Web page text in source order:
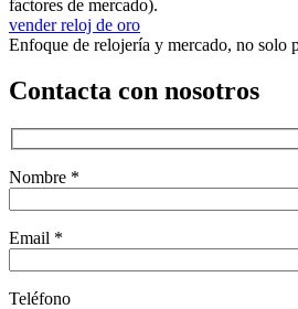
factores de mercado).
vender reloj de oro
Enfoque de relojería y mercado, no solo
Contacta con nosotros
Nombre *
Email *
Teléfono